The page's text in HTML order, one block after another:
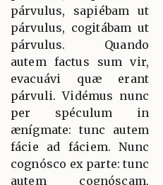
párvulus, sapiébam ut
párvulus, cogitábam ut
párvulus. Quando
autem factus sum vir,
evacuávi quæ erant
párvuli. Vidémus nunc
per spéculum in
ænígmate: tunc autem
fácie ad fáciem. Nunc
cognósco ex parte: tunc
autem cognóscam,